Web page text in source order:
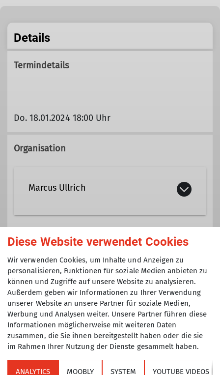
Details
Termindetails
Do. 18.01.2024 18:00 Uhr
Organisation
Marcus Ullrich
+49 151 23271275
Qualifikationen
Trainer C Sportklettern Breitensport
Indoor
Trainer C Alpinklettern
Gruppe
Klettertreff
Du hast genug von der Suche nach
Kletterpartner*innen und
unzuverlässigen Verabredungen? Dann
komm zum TAK Klettertreff.
Wir treffen uns immer dienstags um 18
Diese Website verwendet Cookies
Wir verwenden Cookies, um Inhalte und Anzeigen zu
personalisieren, Funktionen für soziale Medien anbieten zu
können und Zugriffe auf unsere Website zu analysieren.
Außerdem geben wir Informationen zu Ihrer Verwendung
unserer Website an unsere Partner für soziale Medien,
Werbung und Analysen weiter. Unsere Partner führen diese
Informationen möglicherweise mit weiteren Daten
zusammen, die Sie ihnen bereitgestellt haben oder die sie
im Rahmen Ihrer Nutzung der Dienste gesammelt haben.
ANALYTICS MOOBLY SYSTEM YOUTUBE VIDEOS